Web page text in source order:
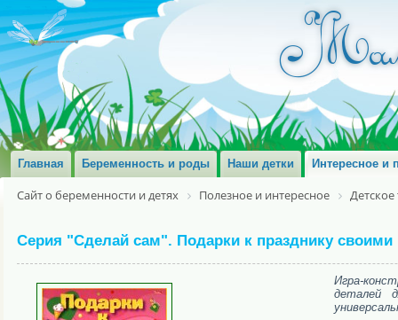
Главная Беременность и роды Наши детки Интересное и
Сайт о беременности и детях Полезное и интересное Детское
Серия "Сделай сам". Подарки к празднику своими
Игра-
деталей